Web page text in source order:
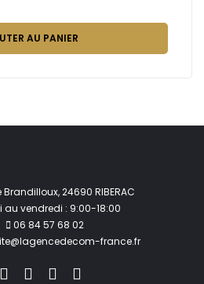
AU PANIER
Brandilloux, 24690 RIBERAC
au vendredi : 9:00-18:00
06 84 57 68 02
france.fr